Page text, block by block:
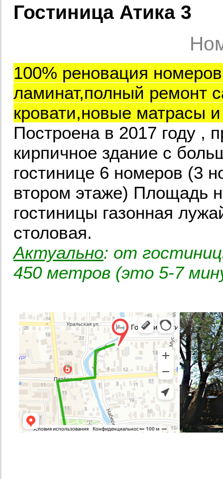
Гостиница Атика 3
100% реновация
ламинат,полный ремонт
кровати,новые матрасы
Построена в 2017 году ,
кирпичное здание с
гостинице 6 номеров (3
втором этаже) Площадь
гостиницы газонная
столовая.
Актуально: от
450 метров (это 5-7